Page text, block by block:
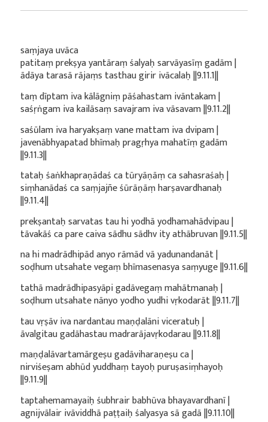
saṃjaya uvāca
patitaṃ prekṣya yantāraṃ śalyaḥ sarvāyasīṃ gadām |
ādāya tarasā rājaṃs tasthau girir ivācalaḥ ||9.11.1||
taṃ dīptam iva kālāgniṃ pāśahastam ivāntakam |
saśṛṅgam iva kailāsaṃ savajram iva vāsavam ||9.11.2||
saśūlam iva haryakṣaṃ vane mattam iva dvipam |
javenābhyapatad bhīmaḥ pragṛhya mahatīṃ gadām
||9.11.3||
tataḥ śaṅkhapraṇādaś ca tūryāṇāṃ ca sahasraśaḥ |
siṃhanādaś ca saṃjajñe śūrāṇāṃ harṣavardhanaḥ
||9.11.4||
prekṣantaḥ sarvatas tau hi yodhā yodhamahādvipau |
tāvakāś ca pare caiva sādhu sādhv ity athābruvan ||9.11.5||
na hi madrādhipād anyo rāmād vā yadunandanāt |
soḍhum utsahate vegaṃ bhīmasenasya saṃyuge ||9.11.6||
tathā madrādhipasyāpi gadāvegaṃ mahātmanaḥ |
soḍhum utsahate nānyo yodho yudhi vṛkodarāt ||9.11.7||
tau vṛṣāv iva nardantau maṇḍalāni viceratuḥ |
āvalgitau gadāhastau madrarājavṛkodarau ||9.11.8||
maṇḍalāvartamārgeṣu gadāviharaṇeṣu ca |
nirviśeṣam abhūd yuddhaṃ tayoḥ puruṣasiṃhayoḥ
||9.11.9||
taptahemamayaiḥ śubhrair babhūva bhayavardhanī |
agnijvālair ivāviddhā paṭṭaiḥ śalyasya sā gadā ||9.11.10||